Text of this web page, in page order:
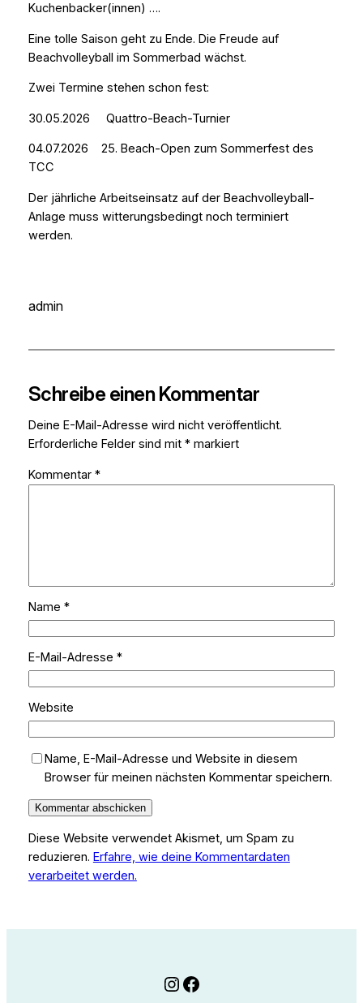
Kuchenbacker(innen) ….
Eine tolle Saison geht zu Ende. Die Freude auf
Beachvolleyball im Sommerbad wächst.
Zwei Termine stehen schon fest:
30.05.2026 Quattro-Beach-Turnier
04.07.2026 25. Beach-Open zum Sommerfest des
TCC
Der jährliche Arbeitseinsatz auf der Beachvolleyball-
Anlage muss witterungsbedingt noch terminiert
werden.
admin
Schreibe einen Kommentar
Deine E-Mail-Adresse wird nicht veröffentlicht.
Erforderliche Felder sind mit *markiert
Kommentar *
Name *
E-Mail-Adresse *
Website
Name, E-Mail-Adresse und Website in diesem
Browser für meinen nächsten Kommentar speichern.
Diese Website verwendet Akismet, um Spam zu
reduzieren. Erfahre, wie deine Kommentardaten
verarbeitet werden.
Instagram
Facebook